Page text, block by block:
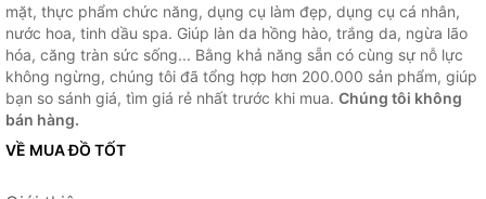
mặt, thực phẩm chức năng, dụng cụ làm đẹp, dụng cụ cá nhân,
nước hoa, tinh dầu spa. Giúp làn da hồng hào, trắng da, ngừa lão
hóa, căng tràn sức sống... Bằng khả năng sẵn có cùng sự nỗ lực
không ngừng, chúng tôi đã tổng hợp hơn 200.000 sản phẩm, giúp
bạn so sánh giá, tìm giá rẻ nhất trước khi mua. Chúng tôi không
bán hàng.
VỀ MUA ĐỒ TỐT